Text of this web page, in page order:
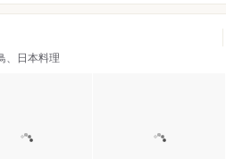
、日本料理